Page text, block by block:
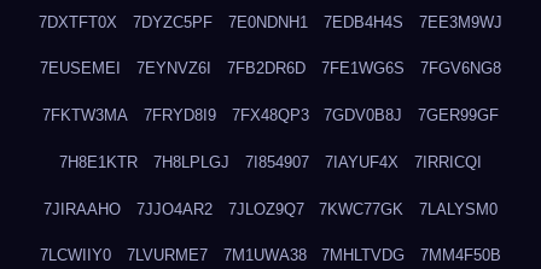
7DXTFT0X 7DYZC5PF 7E0NDNH1 7EDB4H4S 7EE3M9WJ
7EUSEMEI 7EYNVZ6I 7FB2DR6D 7FE1WG6S 7FGV6NG8
7FKTW3MA 7FRYD8I9 7FX48QP3 7GDV0B8J 7GER99GF
7H8E1KTR 7H8LPLGJ 7I854907 7IAYUF4X 7IRRICQI
7JIRAAHO 7JJO4AR2 7JLOZ9Q7 7KWC77GK 7LALYSM0
7LCWIIY0 7LVURME7 7M1UWA38 7MHLTVDG 7MM4F50B